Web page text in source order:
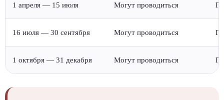
1 апреля — 15 июля Могут проводиться
16 июля — 30 сентября Могут проводиться
1 октября — 31 декабря Могут проводиться